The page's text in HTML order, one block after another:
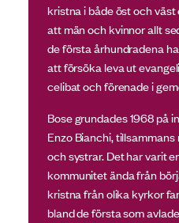
kristna i både öst och
att män och kvinnor allt
de första århundradena
att försöka leva ut
celibat och förenade i
Bose grundades 1968 på
Enzo Bianchi,
och systrar. Det har varit
kommunitet ända från
kristna från olika kyrkor
bland de första som